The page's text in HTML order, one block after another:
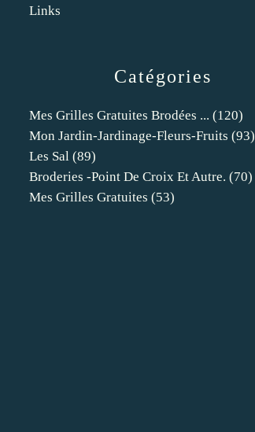
Catégories
Mes Grilles Gratuites Brodées ... (120)
Mon Jardin-Jardinage-Fleurs-Fruits (93)
Les Sal (89)
Broderies -point De Croix Et Autre. (70)
Mes Grilles Gratuites (53)
Links